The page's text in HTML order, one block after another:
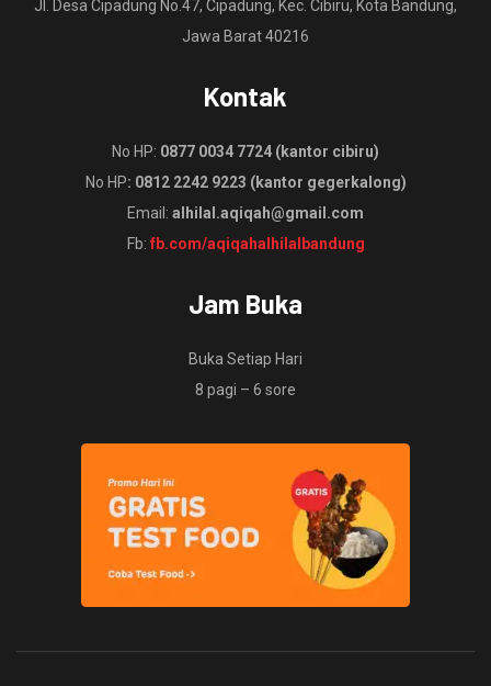
Jl. Desa Cipadung No.47, Cipadung, Kec. Cibiru, Kota Bandung,
Jawa Barat 40216
Kontak
No HP: 0877 0034 7724 (kantor cibiru)
No HP: 0812 2242 9223 (kantor gegerkalong)
Email: alhilal.aqiqah@gmail.com
Fb: fb.com/aqiqahalhilalbandung
Jam Buka
Buka Setiap Hari
8 pagi – 6 sore